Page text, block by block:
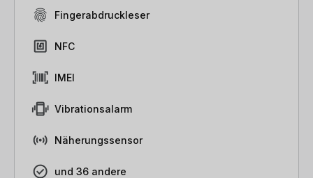
Fingerabdruckleser
NFC
IMEI
Vibrationsalarm
Näherungssensor
und 36 andere